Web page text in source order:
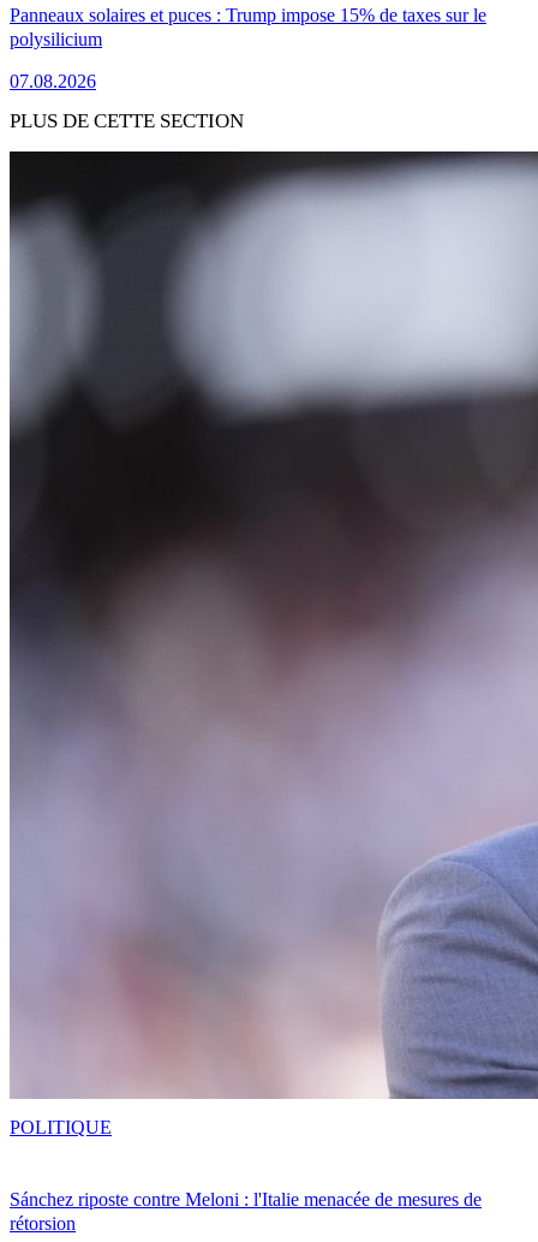
Panneaux solaires et puces : Trump impose 15% de taxes sur le
polysilicium
07.08.2026
PLUS DE CETTE SECTION
Sánchez riposte contre Meloni : l'Italie menacée de mesures de
rétorsion
POLITIQUE